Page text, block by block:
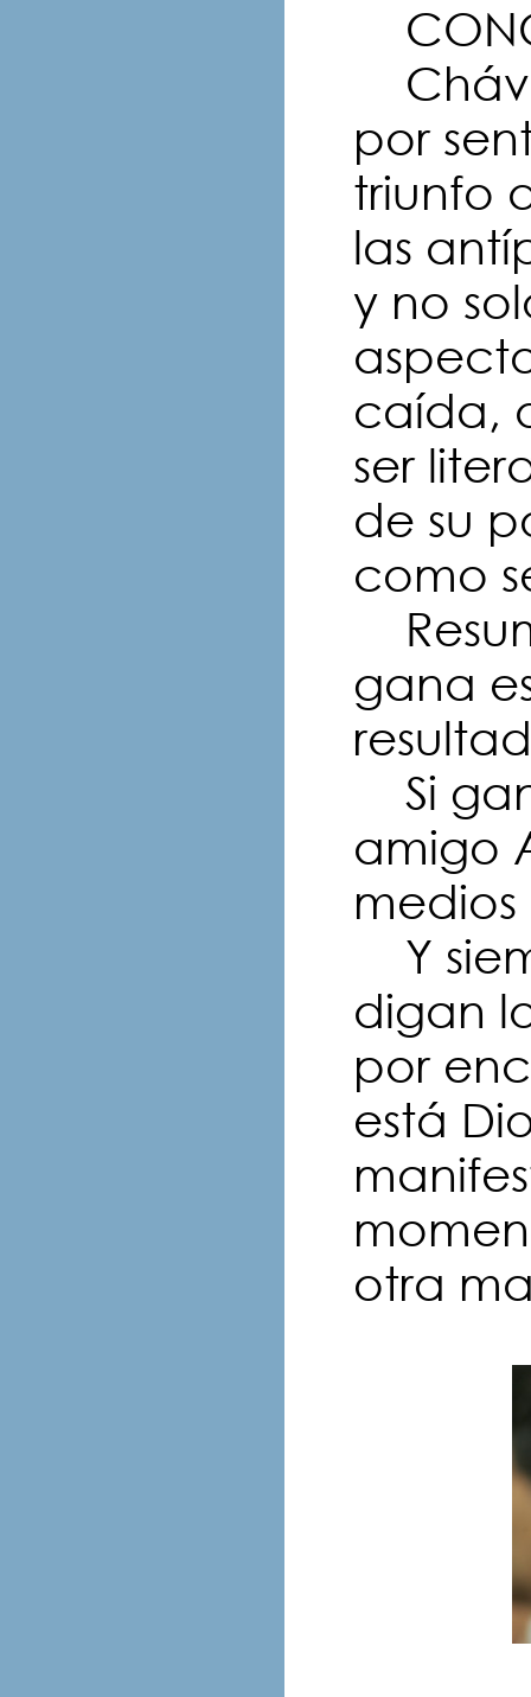
por
triunfo
las
y no
caída,
ser
de su
como
gana
Si
amigo
Y
digan
por
está
otra